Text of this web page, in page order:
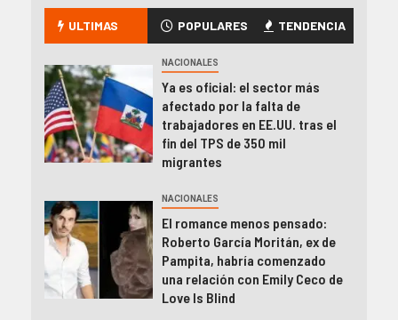
ULTIMAS POPULARES TENDENCIA
NACIONALES
Ya es oficial: el sector más
afectado por la falta de
trabajadores en EE.UU. tras el
fin del TPS de 350 mil
migrantes
NACIONALES
El romance menos pensado:
Roberto García Moritán, ex de
Pampita, habría comenzado
una relación con Emily Ceco de
Love Is Blind